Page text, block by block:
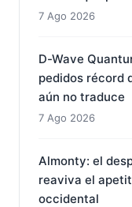
7 Ago 2026
D-Wave
pedidos récord
aún no traduce
7 Ago 2026
Almonty: el
reaviva el
occidental